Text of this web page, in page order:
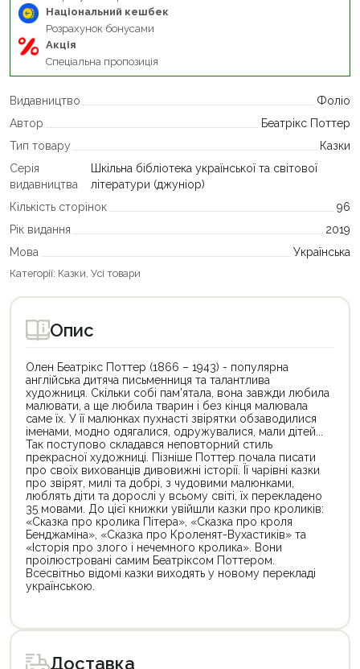
Національний кешбек
Розрахунок бонусами
Акція
Спеціальна пропозиція
Видавництво
Фоліо
Автор
Беатрікс Поттер
Тип товару
Казки
Серія
видавництва
Шкільна бібліотека української та світової
літератури (джуніор)
Кількість сторінок
96
Рік видання
2019
Мова
Українська
Категорії: Казки, Усі товари
Опис
Олен Беатрікс Поттер (1866 – 1943) - популярна
англійська дитяча письменниця та талантлива
художниця. Скільки собі пам'ятала, вона завжди любила
малювати, а ще любила тварин і без кінця малювала
саме їх. У її малюнках пухнасті звірятки обзаводилися
іменами, модно одягалися, одружувалися, мали дітей...
Так поступово складався неповторний стиль
прекрасної художниці. Пізніше Поттер почала писати
про своїх вихованців дивовижні історії. Її чарівні казки
про звірят, милі та добрі, з чудовими малюнками,
люблять діти та дорослі у всьому світі, їх перекладено
35 мовами. До цієї книжки увійшли казки про кроликів:
«Сказка про кролика Пітера», «Сказка про кроля
Бенджаміна», «Сказка про Кроленят-Вухастиків» та
«Історія про злого і нечемного кролика». Вони
проілюстровані самим Беатріксом Поттером.
Всесвітньо відомі казки виходять у новому перекладі
українською.
товар
для
покупки
товар
для
покупкиДоставка